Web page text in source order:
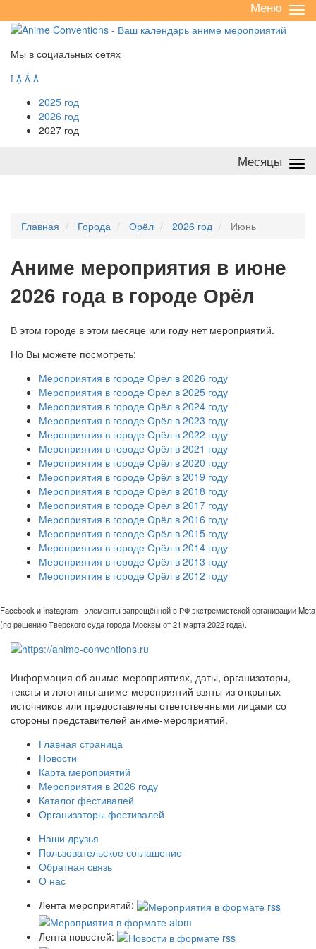
/
Меню
Мы в социальных сетях
   
2025 год
2026 год
2027 год
Месяцы
Главная Города Орёл 2026 год Июнь
Аниме мероприятия в июне
2026 года в городе Орёл
В этом городе в этом месяце или году нет мероприятий.
Но Вы можете посмотреть:
Мероприятия в городе Орёл в 2026 году
Мероприятия в городе Орёл в 2025 году
Мероприятия в городе Орёл в 2024 году
Мероприятия в городе Орёл в 2023 году
Мероприятия в городе Орёл в 2022 году
Мероприятия в городе Орёл в 2021 году
Мероприятия в городе Орёл в 2020 году
Мероприятия в городе Орёл в 2019 году
Мероприятия в городе Орёл в 2018 году
Мероприятия в городе Орёл в 2017 году
Мероприятия в городе Орёл в 2016 году
Мероприятия в городе Орёл в 2015 году
Мероприятия в городе Орёл в 2014 году
Мероприятия в городе Орёл в 2013 году
Мероприятия в городе Орёл в 2012 году
Facebook и Instagram - элементы запрещённой в РФ экстремистской организации Meta
(по решению Тверского суда города Москвы от 21 марта 2022 года).
Информация об аниме-мероприятиях, даты, организаторы,
тексты и логотипы аниме-мероприятий взяты из открытых
источников или предоставлены ответственными лицами со
стороны представителей аниме-мероприятий.
Главная страница
Новости
Карта мероприятий
Мероприятия в 2026 году
Каталог фестивалей
Организаторы фестивалей
Наши друзья
Пользовательское соглашение
Обратная связь
О нас
Лента мероприятий:
Лента новостей: